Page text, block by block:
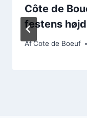
Côte de
festens
AfCote de Boeuf